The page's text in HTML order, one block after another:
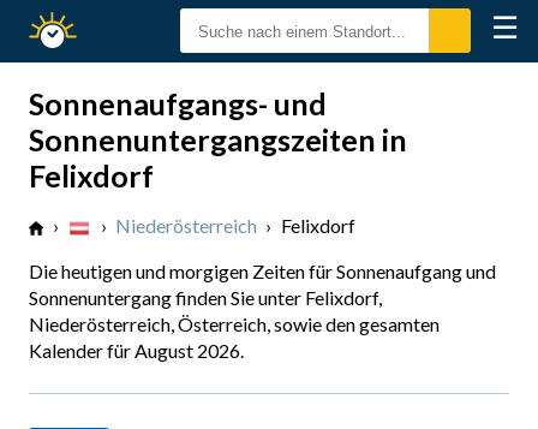
Sonnenzeiten ☰
Sonnenaufgangs- und
Sonnenuntergangszeiten in
Felixdorf
› › Niederösterreich › Felixdorf
Die heutigen und morgigen Zeiten für Sonnenaufgang und
Sonnenuntergang finden Sie unter Felixdorf,
Niederösterreich, Österreich, sowie den gesamten
Kalender für August 2026.